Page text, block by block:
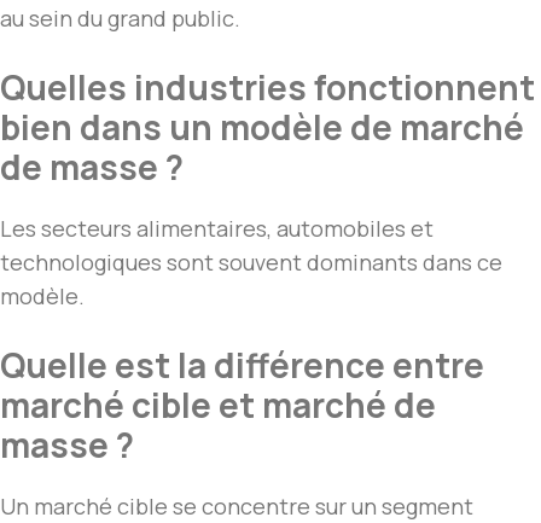
au sein du grand public.
Quelles industries fonctionnent
bien dans un modèle de marché
de masse ?
Les secteurs alimentaires, automobiles et
technologiques sont souvent dominants dans ce
modèle.
Quelle est la différence entre
marché cible et marché de
masse ?
Un marché cible se concentre sur un segment